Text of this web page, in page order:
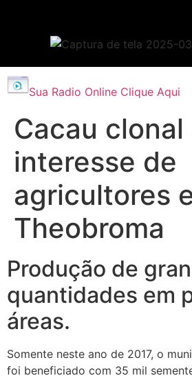
Sua Radio Online Clique Aqui
Cacau clonal
interesse de
agricultores
Theobroma
Produção de
quantidades em
áreas.
Somente neste ano de 2017, o
foi beneficiado com 35 mil